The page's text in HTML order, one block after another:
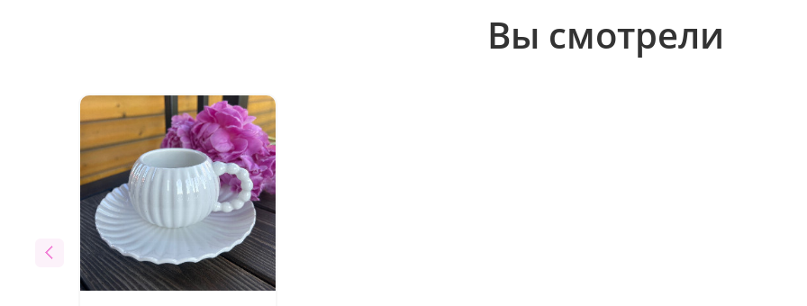
Вы смотрели